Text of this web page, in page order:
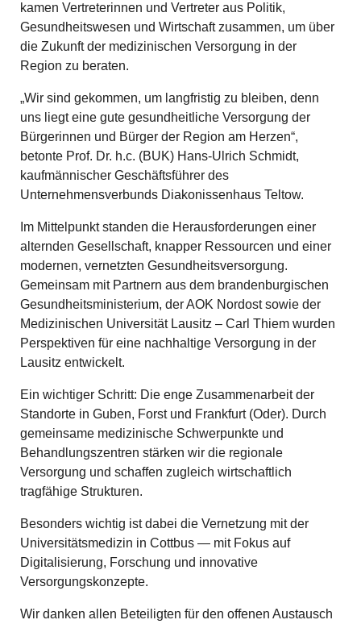
kamen Vertreterinnen und Vertreter aus Politik,
Gesundheitswesen und Wirtschaft zusammen, um über
die Zukunft der medizinischen Versorgung in der
Region zu beraten.
„Wir sind gekommen, um langfristig zu bleiben, denn
uns liegt eine gute gesundheitliche Versorgung der
Bürgerinnen und Bürger der Region am Herzen“,
betonte Prof. Dr. h.c. (BUK) Hans-Ulrich Schmidt,
kaufmännischer Geschäftsführer des
Unternehmensverbunds Diakonissenhaus Teltow.
Im Mittelpunkt standen die Herausforderungen einer
alternden Gesellschaft, knapper Ressourcen und einer
modernen, vernetzten Gesundheitsversorgung.
Gemeinsam mit Partnern aus dem brandenburgischen
Gesundheitsministerium, der AOK Nordost sowie der
Medizinischen Universität Lausitz – Carl Thiem wurden
Perspektiven für eine nachhaltige Versorgung in der
Lausitz entwickelt.
Ein wichtiger Schritt: Die enge Zusammenarbeit der
Standorte in Guben, Forst und Frankfurt (Oder). Durch
gemeinsame medizinische Schwerpunkte und
Behandlungszentren stärken wir die regionale
Versorgung und schaffen zugleich wirtschaftlich
tragfähige Strukturen.
Besonders wichtig ist dabei die Vernetzung mit der
Universitätsmedizin in Cottbus — mit Fokus auf
Digitalisierung, Forschung und innovative
Versorgungskonzepte.
Wir danken allen Beteiligten für den offenen Austausch